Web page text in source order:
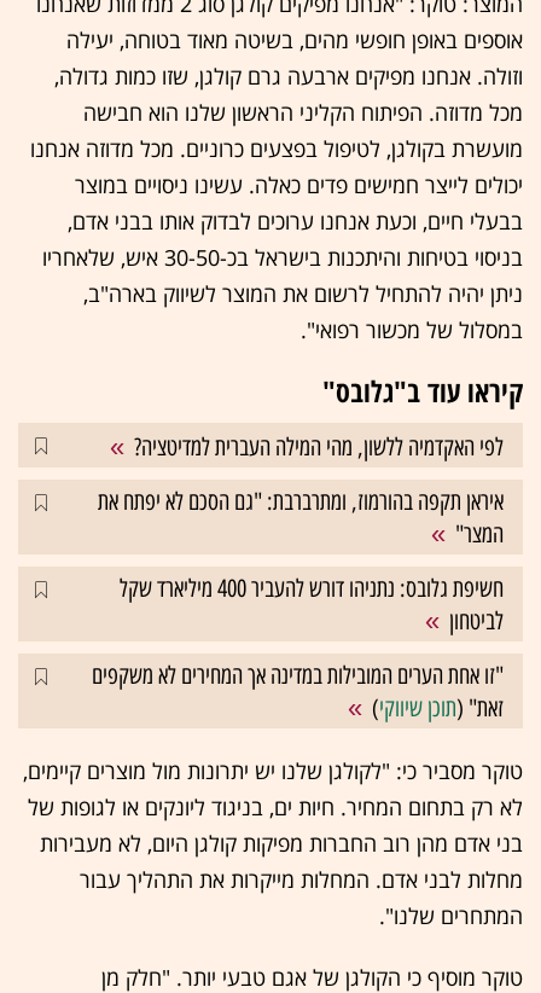
אוספים באופן חופשי מהים, בשיטה מאוד בטוחה, יעילה
וזולה. אנחנו מפיקים ארבעה גרם קולגן, שזו כמות גדולה,
מכל מדוזה. הפיתוח הקליני הראשון שלנו הוא חבישה
מועשרת בקולגן, לטיפול בפצעים כרוניים. מכל מדוזה אנחנו
יכולים לייצר חמישים פדים כאלה. עשינו ניסויים במוצר
בבעלי חיים, וכעת אנחנו ערוכים לבדוק אותו בבני אדם,
בניסוי בטיחות והיתכנות בישראל בכ-30-50 איש, שלאחריו
ניתן יהיה להתחיל לרשום את המוצר לשיווק בארה"ב,
במסלול של מכשור רפואי".
קיראו עוד ב"גלובס"
לפי האקדמיה ללשון, מהי המילה העברית למדיטציה?
איראן תקפה בהורמוז, ומתרברבת: "גם הסכם לא יפתח את
המצר"
חשיפת גלובס: נתניהו דורש להעביר 400 מיליארד שקל
לביטחון
"זו אחת הערים המובילות במדינה אך המחירים לא משקפים
זאת" (תוכן שיווקי)
טוקר מסביר כי: "לקולגן שלנו יש יתרונות מול מוצרים קיימים,
לא רק בתחום המחיר. חיות ים, בניגוד ליונקים או לגופות של
בני אדם מהן רוב החברות מפיקות קולגן היום, לא מעבירות
מחלות לבני אדם. המחלות מייקרות את התהליך עבור
המתחרים שלנו".
טוקר מוסיף כי הקולגן של אגם טבעי יותר. "חלק מן